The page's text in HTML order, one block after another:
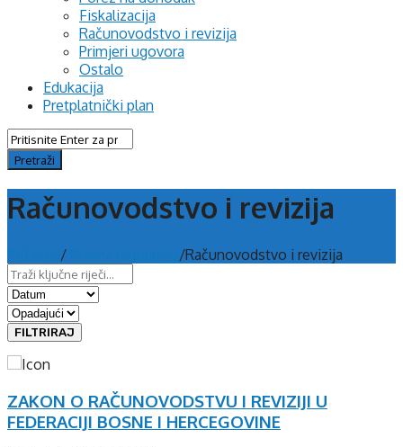
Fiskalizacija
Računovodstvo i revizija
Primjeri ugovora
Ostalo
Edukacija
Pretplatnički plan
Računovodstvo i revizija
/ /Računovodstvo i revizija
FILTRIRAJ
ZAKON O RAČUNOVODSTVU I REVIZIJI U
FEDERACIJI BOSNE I HERCEGOVINE